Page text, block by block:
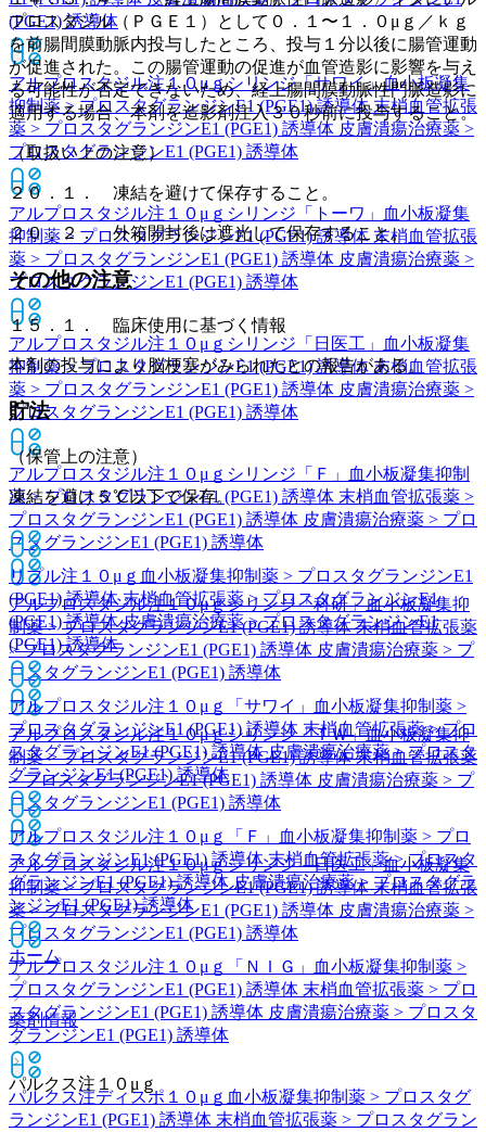
(PGE1) 誘導体
アルプロスタジル注１０μｇシリンジ「サワイ」血小板凝集
抑制薬 > プロスタグランジンE1 (PGE1) 誘導体 末梢血管拡張
薬 > プロスタグランジンE1 (PGE1) 誘導体 皮膚潰瘍治療薬 >
プロスタグランジンE1 (PGE1) 誘導体
アルプロスタジル注１０μｇシリンジ「トーワ」
血小板凝集
抑制薬 > プロスタグランジンE1 (PGE1) 誘導体 末梢血管拡張
薬 > プロスタグランジンE1 (PGE1) 誘導体 皮膚潰瘍治療薬 >
プロスタグランジンE1 (PGE1) 誘導体
アルプロスタジル注１０μｇシリンジ「日医工」
血小板凝集
抑制薬 > プロスタグランジンE1 (PGE1) 誘導体 末梢血管拡張
薬 > プロスタグランジンE1 (PGE1) 誘導体 皮膚潰瘍治療薬 >
プロスタグランジンE1 (PGE1) 誘導体
アルプロスタジル注１０μｇシリンジ「Ｆ」
血小板凝集抑制
薬 > プロスタグランジンE1 (PGE1) 誘導体 末梢血管拡張薬 >
プロスタグランジンE1 (PGE1) 誘導体 皮膚潰瘍治療薬 > プロ
スタグランジンE1 (PGE1) 誘導体
アルプロスタジル注１０μｇシリンジ「科研」血小板凝集抑
制薬 > プロスタグランジンE1 (PGE1) 誘導体 末梢血管拡張薬
> プロスタグランジンE1 (PGE1) 誘導体 皮膚潰瘍治療薬 > プ
ロスタグランジンE1 (PGE1) 誘導体
アルプロスタジル注１０μｇシリンジ「ＴＷ」血小板凝集抑
制薬 > プロスタグランジンE1 (PGE1) 誘導体 末梢血管拡張薬
> プロスタグランジンE1 (PGE1) 誘導体 皮膚潰瘍治療薬 > プ
ロスタグランジンE1 (PGE1) 誘導体
アルプロスタジル注１０μｇシリンジ「日医工」血小板凝集
抑制薬 > プロスタグランジンE1 (PGE1) 誘導体 末梢血管拡張
薬 > プロスタグランジンE1 (PGE1) 誘導体 皮膚潰瘍治療薬 >
プロスタグランジンE1 (PGE1) 誘導体
ホーム
薬剤情報
パルクス注１０μｇ
プロスタジル（ＰＧＥ１）として０．１〜１．０μｇ／ｋｇ
を前腸間膜動脈内投与したところ、投与１分以後に腸管運動
が促進された。この腸管運動の促進が血管造影に影響を与え
る可能性が否定できないため、経上腸間膜動脈性門脈造影に
適用する場合、本剤を造影剤注入３０秒前に投与すること。
（取扱い上の注意）
２０．１． 凍結を避けて保存すること。
２０．２． 外箱開封後は遮光して保存すること。
その他の注意
１５．１． 臨床使用に基づく情報
本剤の投与により脳梗塞がみられたとの報告がある。
貯法
（保管上の注意）
凍結を避け５℃以下で保存。
リプル注１０μｇ 血小板凝集抑制薬 > プロスタグランジンE1
(PGE1) 誘導体 末梢血管拡張薬 > プロスタグランジンE1
(PGE1) 誘導体 皮膚潰瘍治療薬 > プロスタグランジンE1
(PGE1) 誘導体
アルプロスタジル注１０μｇ「サワイ」
血小板凝集抑制薬 >
プロスタグランジンE1 (PGE1) 誘導体 末梢血管拡張薬 > プロ
スタグランジンE1 (PGE1) 誘導体 皮膚潰瘍治療薬 > プロスタ
グランジンE1 (PGE1) 誘導体
アルプロスタジル注１０μｇ「Ｆ」
血小板凝集抑制薬 > プロ
スタグランジンE1 (PGE1) 誘導体 末梢血管拡張薬 > プロスタ
グランジンE1 (PGE1) 誘導体 皮膚潰瘍治療薬 > プロスタグラ
ンジンE1 (PGE1) 誘導体
アルプロスタジル注１０μｇ「ＮＩＧ」
血小板凝集抑制薬 >
プロスタグランジンE1 (PGE1) 誘導体 末梢血管拡張薬 > プロ
スタグランジンE1 (PGE1) 誘導体 皮膚潰瘍治療薬 > プロスタ
グランジンE1 (PGE1) 誘導体
パルクス注ディスポ１０μｇ 血小板凝集抑制薬 > プロスタグ
ランジンE1 (PGE1) 誘導体 末梢血管拡張薬 > プロスタグラン